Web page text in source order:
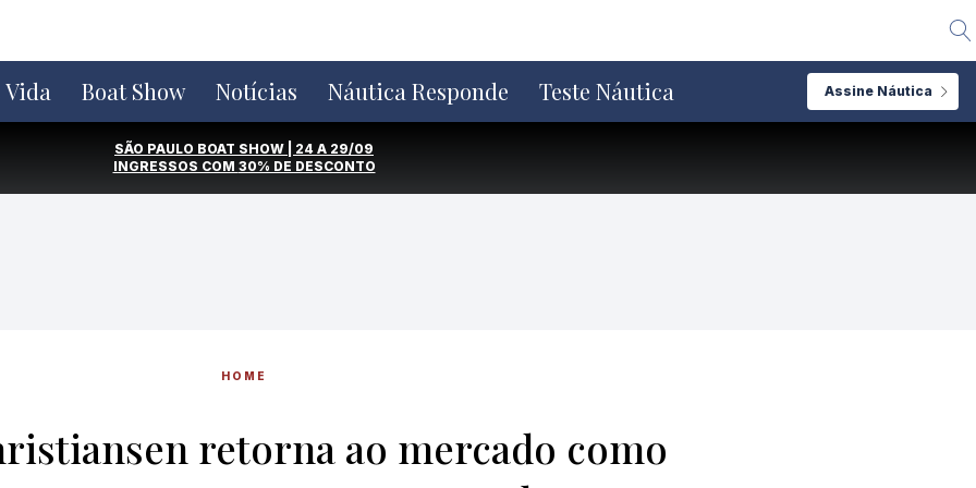
Boat Show Notícias Náutica Responde Teste Náutica Assine Náutica
SÃO PAULO BOAT SHOW | 24 A 29/09
INGRESSOS COM 30% DE DESCONTO
HOME
retorna ao mercado como